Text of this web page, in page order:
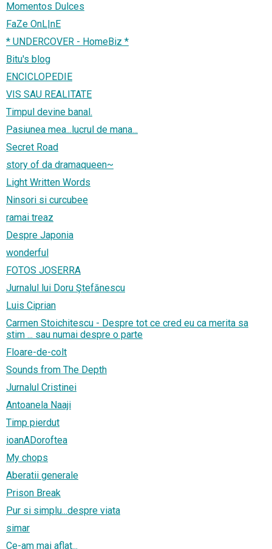
Momentos Dulces
FaZe OnL|nE
* UNDERCOVER - HomeBiz *
Bitu's blog
ENCICLOPEDIE
VIS SAU REALITATE
Timpul devine banal.
Pasiunea mea...lucrul de mana...
Secret Road
story of da dramaqueen~
Light Written Words
Ninsori si curcubee
ramai treaz
Despre Japonia
wonderful
FOTOS JOSERRA
Jurnalul lui Doru Ştefănescu
Luis Ciprian
Carmen Stoichitescu - Despre tot ce cred eu ca merita sa
stim ... sau numai despre o parte
Floare-de-colt
Sounds from The Depth
Jurnalul Cristinei
Antoanela Naaji
Timp pierdut
ioanADoroftea
My chops
Aberatii generale
Prison Break
Pur si simplu...despre viata
simar
Ce-am mai aflat...